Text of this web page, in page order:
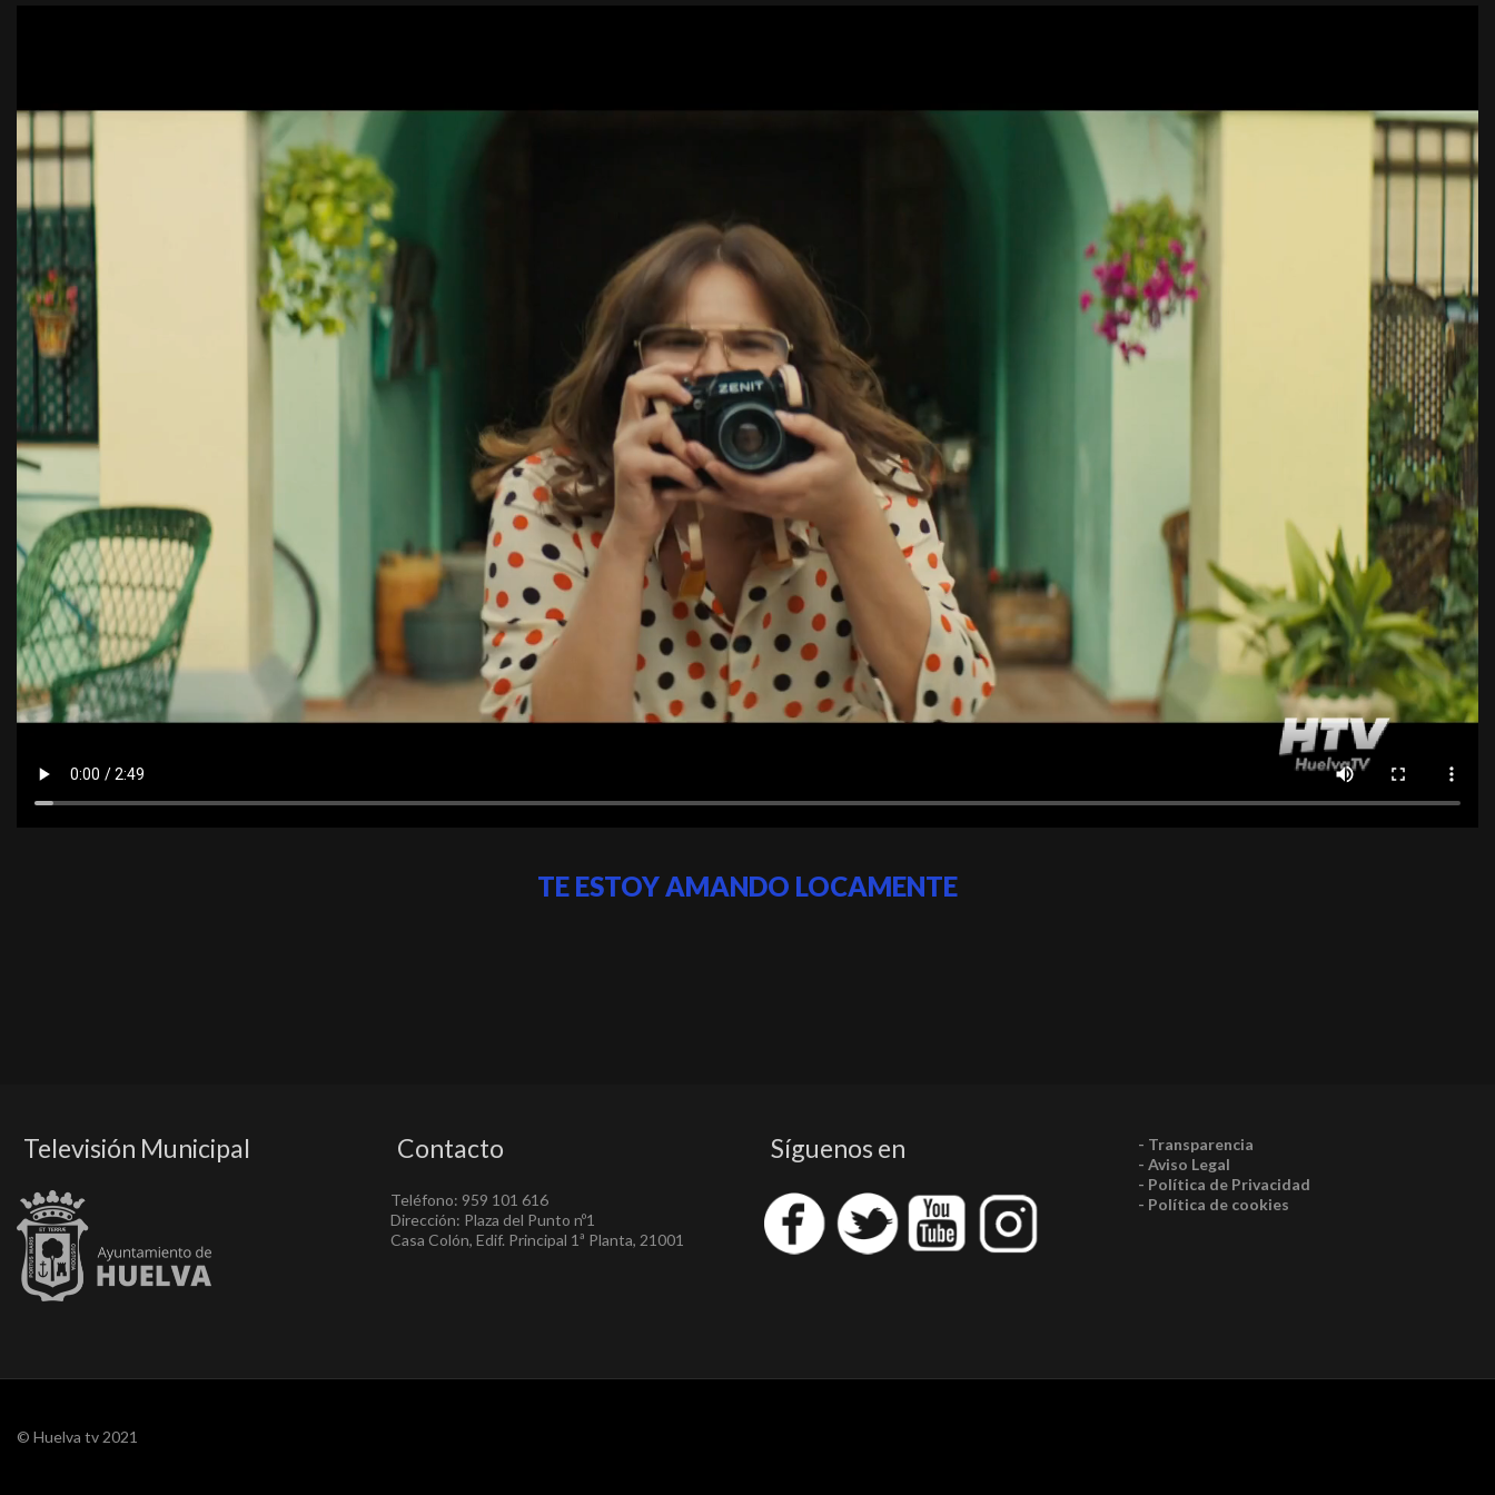
TE ESTOY AMANDO LOCAMENTE
Televisión Municipal Contacto
Teléfono: 959 101 616
Dirección: Plaza del Punto nº1
Casa Colón, Edif. Principal 1ª Planta, 21001
Síguenos en
- Transparencia
- Aviso Legal
- Política de Privacidad
- Política de cookies
© Huelva tv 2021